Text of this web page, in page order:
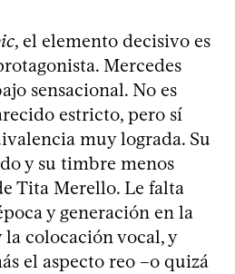
, el elemento decisivo es
Mercedes
sensacional. No es
estricto, pero sí
muy lograda. Su
y su timbre menos
Tita Merello. Le falta
y generación en la
colocación vocal, y
el aspecto reo –o quizá